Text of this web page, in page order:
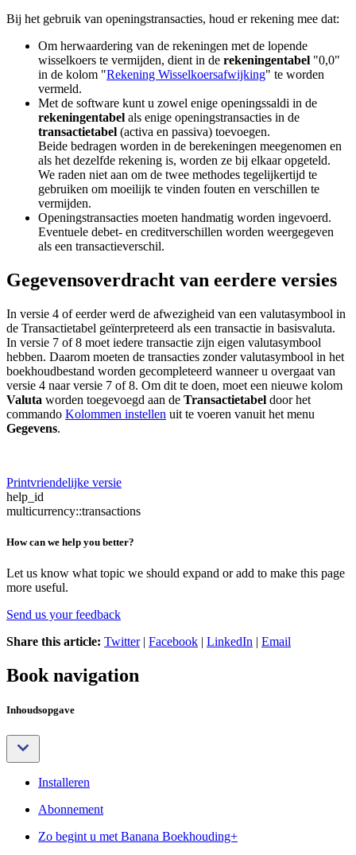
Bij het gebruik van openingstransacties, houd er rekening mee dat:
Om herwaardering van de rekeningen met de lopende
wisselkoers te vermijden, dient in de rekeningentabel "0,0"
in de kolom "Rekening Wisselkoersafwijking" te worden
vermeld.
Met de software kunt u zowel enige openingssaldi in de
rekeningentabel als enige openingstransacties in de
transactietabel (activa en passiva) toevoegen.
Beide bedragen worden in de berekeningen meegenomen en
als het dezelfde rekening is, worden ze bij elkaar opgeteld.
We raden niet aan om de twee methodes tegelijkertijd te
gebruiken om moeilijk te vinden fouten en verschillen te
vermijden.
Openingstransacties moeten handmatig worden ingevoerd.
Eventuele debet- en creditverschillen worden weergegeven
als een transactieverschil.
Gegevensoverdracht van eerdere versies
In versie 4 of eerder werd de afwezigheid van een valutasymbool in
de Transactietabel geïnterpreteerd als een transactie in basisvaluta.
In versie 7 of 8 moet iedere transactie zijn eigen valutasymbool
hebben. Daarom moeten de transacties zonder valutasymbool in het
boekhoudbestand worden gecompleteerd wanneer u overgaat van
versie 4 naar versie 7 of 8. Om dit te doen, moet een nieuwe kolom
Valuta worden toegevoegd aan de Transactietabel door het
commando Kolommen instellen uit te voeren vanuit het menu
Gegevens.
Printvriendelijke versie
help_id
multicurrency::transactions
How can we help you better?
Let us know what topic we should expand or add to make this page
more useful.
Send us your feedback
Share this article: Twitter| Facebook | LinkedIn | Email
Book navigation
Inhoudsopgave
Installeren
Abonnement
Zo begint u met Banana Boekhouding+